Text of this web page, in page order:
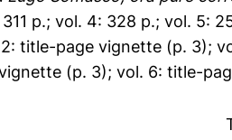
p.; vol. 4: 328 p.; vol. 5:
title-page vignette (p. 3);
(p. 3); vol. 6: title-